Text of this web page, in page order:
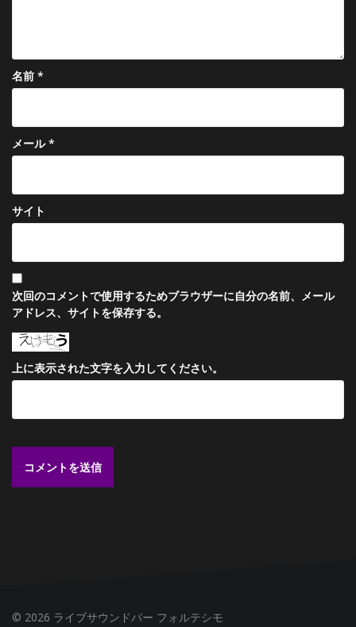
名前 *
メール*
サイト
次回のコメントで使用するためブラウザーに自分の名前、メール
アドレス、サイトを保存する。
上に表示された文字を入力してください。
© 2026 ライブサウンドバー フォルテシモ